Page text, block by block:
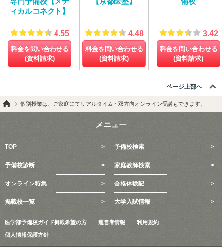
ィカルコネクト】
4.55
料金を問い合わせる
(資料請求)
4.48
料金を問い合わせる
(資料請求)
3.42
料金を問い合わせる
(資料請求)
ページ上部へ
個別授業は、ご家庭にてリアルタイム・双方向オンライン受講もできます。
メニュー
TOP 予備校検索
予備校診断 家庭教師検索
オンライン特集 合格体験記
掲載校一覧 大学入試情報
医学部予備校ガイド掲載希望の方 運営者情報 利用規約
個人情報保護方針